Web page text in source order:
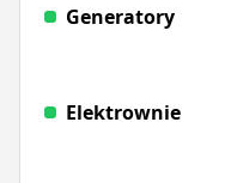
Generatory
Elektrownie